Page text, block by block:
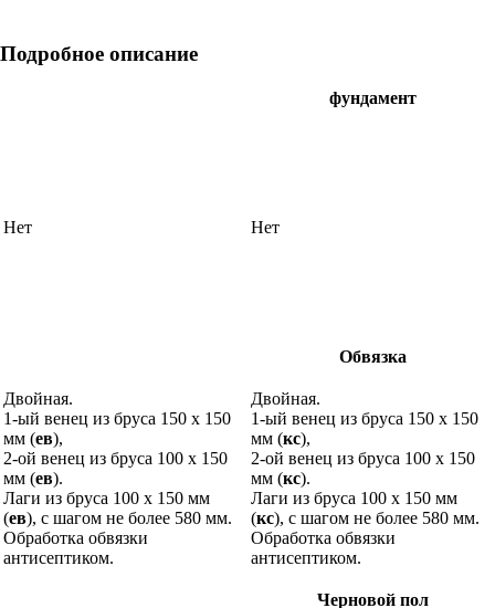
Подробное описание
фундамент
Нет Нет
Обвязка
Двойная.
1-ый венец из бруса 150 х 150
мм (ев),
2-ой венец из бруса 100 х 150
мм (ев).
Лаги из бруса 100 х 150 мм
(ев), с шагом не более 580 мм.
Обработка обвязки
антисептиком.
Двойная.
1-ый венец из бруса 150 х 150
мм (кс),
2-ой венец из бруса 100 х 150
мм (кс).
Лаги из бруса 100 х 150 мм
(кс), с шагом не более 580 мм.
Обработка обвязки
антисептиком.
Черновой пол